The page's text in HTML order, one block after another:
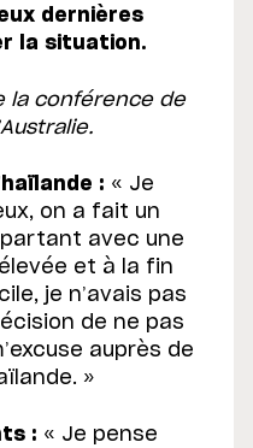
dernières
la situation.
la conférence de
: « Je
on a fait un
avec une
et à la fin
je n’avais pas
de ne pas
auprès de
»
: « Je pense